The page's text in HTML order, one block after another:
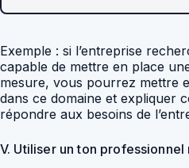
Exemple : si l’entreprise
capable de mettre en place
mesure, vous pourrez mettre
dans ce domaine et expliquer
répondre aux besoins de
V. Utiliser un ton professionnel